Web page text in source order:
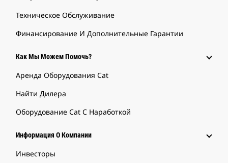
Техническое Обслуживание
Финансирование И Дополнительные Гарантии
Как Мы Можем Помочь?
Аренда Оборудования Cat
Найти Дилера
Оборудование Cat С Наработкой
Информация О Компании
Инвесторы